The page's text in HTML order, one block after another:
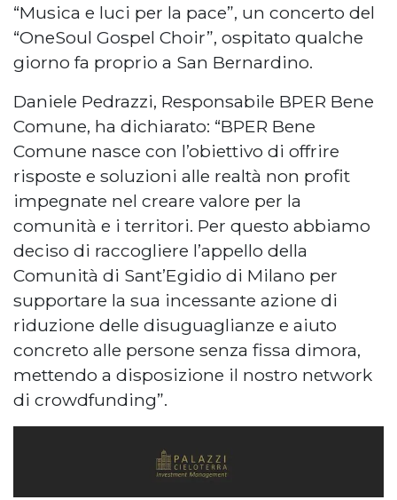
“Musica e luci per la pace”, un concerto del
“OneSoul Gospel Choir”, ospitato qualche
giorno fa proprio a San Bernardino.
Daniele Pedrazzi, Responsabile BPER Bene
Comune, ha dichiarato: “BPER Bene
Comune nasce con l’obiettivo di offrire
risposte e soluzioni alle realtà non profit
impegnate nel creare valore per la
comunità e i territori. Per questo abbiamo
deciso di raccogliere l’appello della
Comunità di Sant’Egidio di Milano per
supportare la sua incessante azione di
riduzione delle disuguaglianze e aiuto
concreto alle persone senza fissa dimora,
mettendo a disposizione il nostro network
di crowdfunding”.